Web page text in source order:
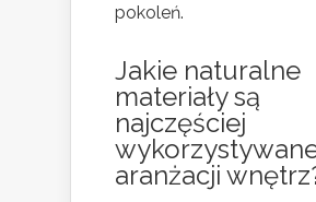
pokoleń.
Jakie naturalne
materiały są
najczęściej
aranżacji